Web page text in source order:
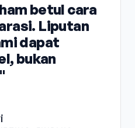
betul cara
Liputan
dapat
bukan